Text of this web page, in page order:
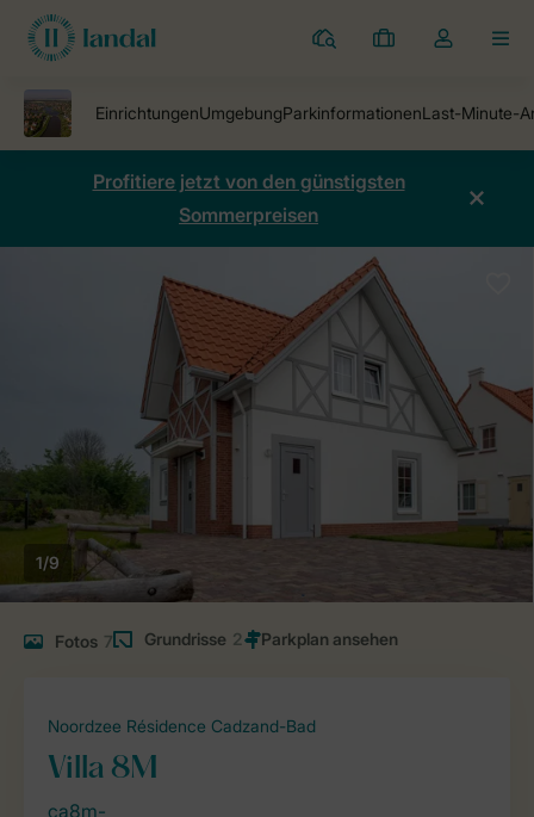
Ferienparks
Meine
Dropdown-
öffnen
Profitiere jetzt von den günstigsten
Sommerpreisen
1/9
Fotos 7 Grundrisse 2
Noordzee Résidence Cadzand-Bad
Villa 8M
ca8m-